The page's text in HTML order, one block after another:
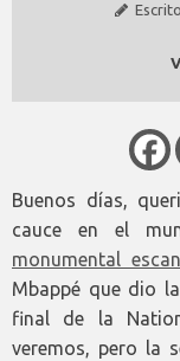
Buenos días,
cauce en el
monumental
Mbappé que dio
final de la
veremos, pero la